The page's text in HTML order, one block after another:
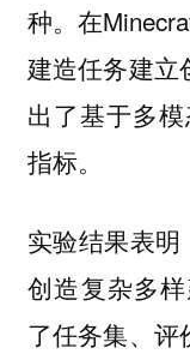
种。在
建造任务建立
出了基于多
指标。
实验结果表明
创造复杂多
了任务集、评